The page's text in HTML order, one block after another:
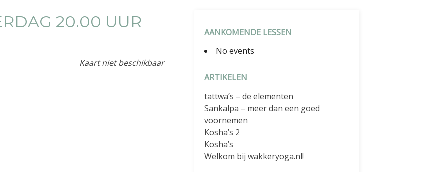
20.00 UUR
Kaart niet beschikbaar
AANKOMENDE LESSEN
No events
ARTIKELEN
tattwa’s – de elementen
Sankalpa – meer dan een goed
voornemen
Kosha’s 2
Kosha’s
Welkom bij wakkeryoga.nl!